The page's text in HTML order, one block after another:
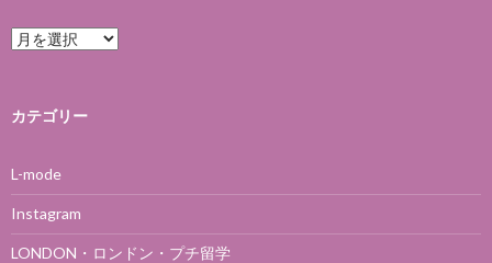
アーカイブ
カテゴリー
L-mode
Instagram
LONDON・ロンドン・プチ留学